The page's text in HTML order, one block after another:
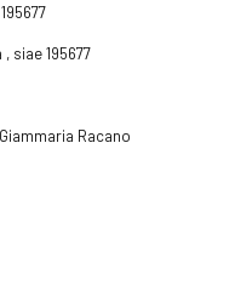
siae 195677
Racano